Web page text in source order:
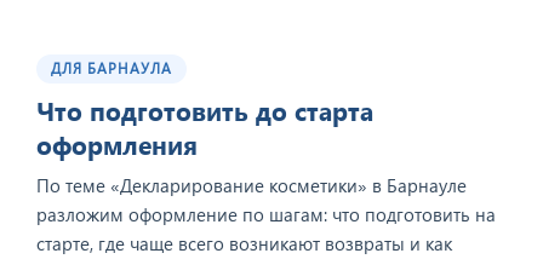
ДЛЯ БАРНАУЛА
Что подготовить до старта
оформления
По теме «Декларирование косметики» в Барнауле
разложим оформление по шагам: что подготовить на
старте, где чаще всего возникают возвраты и как